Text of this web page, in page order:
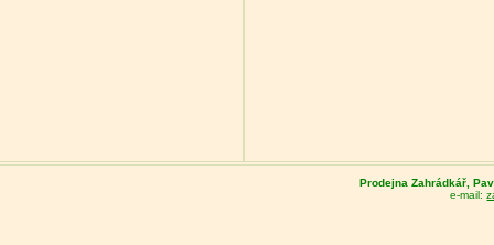
Prodejna Zahrádkář,
e-mail: